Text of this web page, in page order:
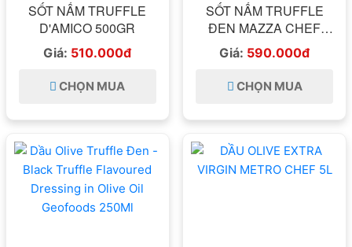
SỐT NẤM TRUFFLE
D'AMICO 500GR
Giá: 510.000đ
CHỌN MUA
SỐT NẤM TRUFFLE
ĐEN MAZZA CHEF
500GR VỚI 5% TRUFFLE
ĐEN THƯỢNG HẠNG
Giá: 590.000đ
CHỌN MUA